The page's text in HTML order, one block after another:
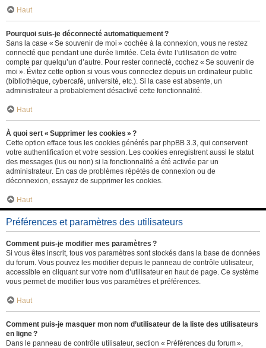
Haut
Pourquoi suis-je déconnecté automatiquement ?
Sans la case « Se souvenir de moi » cochée à la connexion, vous ne restez
connecté que pendant une durée limitée. Cela évite l’utilisation de votre
compte par quelqu’un d’autre. Pour rester connecté, cochez « Se souvenir de
moi ». Évitez cette option si vous vous connectez depuis un ordinateur public
(bibliothèque, cybercafé, université, etc.). Si la case est absente, un
administrateur a probablement désactivé cette fonctionnalité.
Haut
À quoi sert « Supprimer les cookies » ?
Cette option efface tous les cookies générés par phpBB 3.3, qui conservent
votre authentification et votre session. Les cookies enregistrent aussi le statut
des messages (lus ou non) si la fonctionnalité a été activée par un
administrateur. En cas de problèmes répétés de connexion ou de
déconnexion, essayez de supprimer les cookies.
Haut
Préférences et paramètres des utilisateurs
Comment puis-je modifier mes paramètres ?
Si vous êtes inscrit, tous vos paramètres sont stockés dans la base de données
du forum. Vous pouvez les modifier depuis le panneau de contrôle utilisateur,
accessible en cliquant sur votre nom d’utilisateur en haut de page. Ce système
vous permet de modifier tous vos paramètres et préférences.
Haut
Comment puis-je masquer mon nom d’utilisateur de la liste des utilisateurs
en ligne ?
Dans le panneau de contrôle utilisateur, section « Préférences du forum »,